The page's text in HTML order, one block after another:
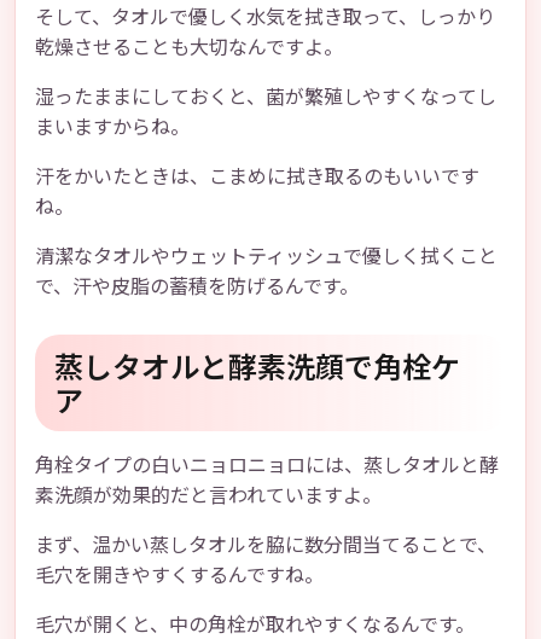
そして、タオルで優しく水気を拭き取って、しっかり
乾燥させることも大切なんですよ。
湿ったままにしておくと、菌が繁殖しやすくなってし
まいますからね。
汗をかいたときは、こまめに拭き取るのもいいです
ね。
清潔なタオルやウェットティッシュで優しく拭くこと
で、汗や皮脂の蓄積を防げるんです。
蒸しタオルと酵素洗顔で角栓ケ
ア
角栓タイプの白いニョロニョロには、蒸しタオルと酵
素洗顔が効果的だと言われていますよ。
まず、温かい蒸しタオルを脇に数分間当てることで、
毛穴を開きやすくするんですね。
毛穴が開くと、中の角栓が取れやすくなるんです。